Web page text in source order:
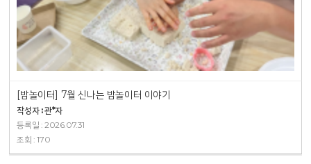
[밤놀이터] 7월 신나는 밤놀이터 이야기
작성자 : 관*자
등록일 : 2026.07.31
조회 : 170